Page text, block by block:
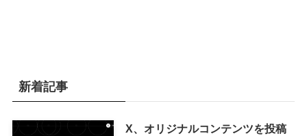
新着記事
X、オリジナルコンテンツを投稿